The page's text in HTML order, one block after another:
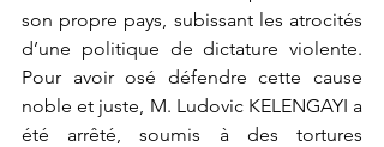
son propre pays, subissant les atrocités
d’une politique de dictature violente.
Pour avoir osé défendre cette cause
noble et juste, M. Ludovic KELENGAYI a
été arrêté, soumis à des tortures